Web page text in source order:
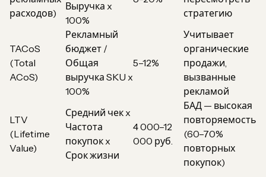
расходов)
Выручка x
100%
стратегию
TACoS
(Total
ACoS)
Рекламный
бюджет /
Общая
выручка SKU x
100%
5–12%
Учитывает
органические
продажи,
вызванные
рекламой
LTV
(Lifetime
Value)
Средний чек x
Частота
покупок x
Срок жизни
4 000–12
000 руб.
БАД — высокая
повторяемость
(60–70%
повторных
покупок)